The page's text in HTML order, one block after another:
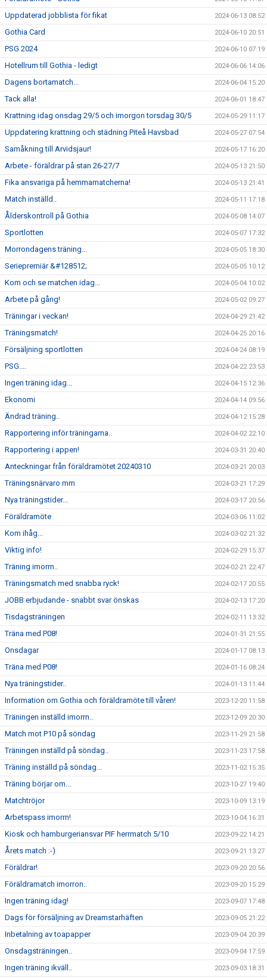
Uppdaterad jobblista för fikat 2024-06-13 08:52
Gothia Card 2024-06-10 20:51
PSG 2024 2024-06-10 07:19
Hotellrum till Gothia - ledigt 2024-06-06 14:06
Dagens bortamatch... 2024-06-04 15:20
Tack alla! 2024-06-01 18:47
Krattning idag onsdag 29/5 och imorgon torsdag 30/5 2024-05-29 11:17
Uppdatering krattning och städning Piteå Havsbad 2024-05-27 07:54
Samåkning till Arvidsjaur! 2024-05-17 16:20
Arbete - föräldrar på stan 26-27/7 2024-05-13 21:50
Fika ansvariga på hemmamatcherna! 2024-05-13 21:41
Match inställd.. 2024-05-11 17:18
Ålderskontroll på Gothia 2024-05-08 14:07
Sportlotten 2024-05-07 17:32
Morrondagens träning... 2024-05-05 18:30
Seriepremiär &#128512; 2024-05-05 10:12
Kom och se matchen idag... 2024-05-04 10:02
Arbete på gång! 2024-05-02 09:27
Träningar i veckan! 2024-04-29 21:42
Träningsmatch! 2024-04-25 20:16
Försäljning sportlotten 2024-04-24 08:19
PSG.... 2024-04-22 23:53
Ingen träning idag... 2024-04-15 12:36
Ekonomi 2024-04-14 09:56
Ändrad träning.. 2024-04-12 15:28
Rapportering inför träningarna.. 2024-04-02 22:10
Rapportering i appen! 2024-03-31 20:40
Anteckningar från föräldramötet 20240310 2024-03-21 20:03
Träningsnärvaro mm 2024-03-21 17:29
Nya träningstider... 2024-03-17 20:56
Föräldramöte 2024-03-06 11:02
Kom ihåg... 2024-03-02 21:32
Viktig info! 2024-02-29 15:37
Träning imorrn.. 2024-02-21 22:47
Träningsmatch med snabba ryck! 2024-02-17 20:55
JOBB erbjudande - snabbt svar önskas 2024-02-13 17:20
Tisdagsträningen 2024-02-11 13:32
Träna med P08! 2024-01-31 21:55
Onsdagar 2024-01-17 08:13
Träna med P08! 2024-01-16 08:24
Nya träningstider.. 2024-01-13 11:44
Information om Gothia och föräldramöte till våren! 2023-12-20 11:58
Träningen inställd imorrn.. 2023-12-09 20:30
Match mot P10 på söndag 2023-11-29 21:58
Träningen inställd på söndag.. 2023-11-23 17:58
Träning inställd på söndag... 2023-11-02 15:35
Träning börjar om... 2023-10-27 19:40
Matchtröjor 2023-10-09 13:19
Arbetspass imorrn! 2023-10-04 16:31
Kiosk och hamburgeriansvar PIF herrmatch 5/10 2023-09-22 14:21
Årets match :-) 2023-09-21 13:27
Föräldrar! 2023-09-20 20:56
Föräldramatch imorron.. 2023-09-20 15:29
Ingen träning idag! 2023-09-07 17:48
Dags för försäljning av Dreamstarhäften 2023-09-05 21:22
Inbetalning av toapapper 2023-09-04 20:39
Onsdagsträningen.. 2023-09-04 17:59
Ingen träning ikväll.. 2023-09-03 18:31